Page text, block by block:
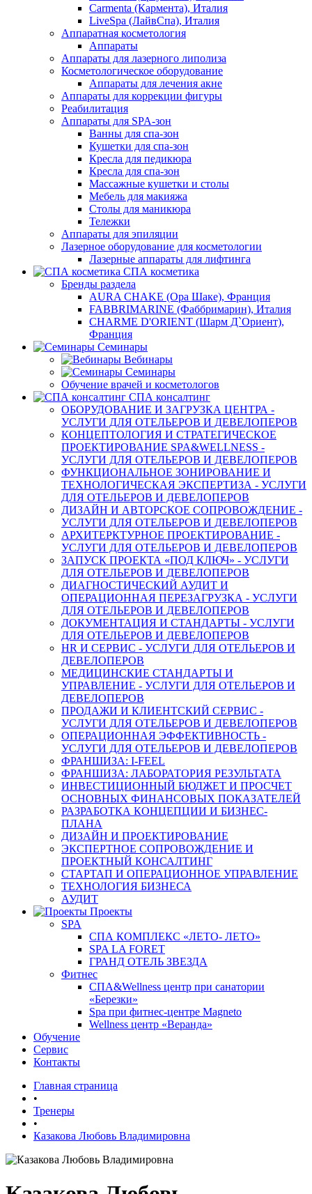
Carmenta (Кармента), Италия
LiveSpa (ЛайвСпа), Италия
Аппаратная косметология
Аппараты
Аппараты для лазерного липолиза
Косметологическое оборудование
Аппараты для лечения акне
Аппараты для коррекции фигуры
Реабилитация
Аппараты для SPA-зон
Ванны для спа-зон
Кушетки для спа-зон
Кресла для педикюра
Кресла для спа-зон
Массажные кушетки и столы
Мебель для макияжа
Столы для маникюра
Тележки
Аппараты для эпиляции
Лазерное оборудование для косметологии
Лазерные аппараты для лифтинга
СПА косметика
Бренды раздела
AURA CHAKE (Ора Шаке), Франция
FABBRIMARINE (Фаббримарин), Италия
CHARME D'ORIENT (Шарм Д`Ориент),
Франция
Семинары
Вебинары
Семинары
Обучение врачей и косметологов
СПА консалтинг
ОБОРУДОВАНИЕ И ЗАГРУЗКА ЦЕНТРА -
УСЛУГИ ДЛЯ ОТЕЛЬЕРОВ И ДЕВЕЛОПЕРОВ
КОНЦЕПТОЛОГИЯ И СТРАТЕГИЧЕСКОЕ
ПРОЕКТИРОВАНИЕ SPA&WELLNESS -
УСЛУГИ ДЛЯ ОТЕЛЬЕРОВ И ДЕВЕЛОПЕРОВ
ФУНКЦИОНАЛЬНОЕ ЗОНИРОВАНИЕ И
ТЕХНОЛОГИЧЕСКАЯ ЭКСПЕРТИЗА - УСЛУГИ
ДЛЯ ОТЕЛЬЕРОВ И ДЕВЕЛОПЕРОВ
ДИЗАЙН И АВТОРСКОЕ СОПРОВОЖДЕНИЕ -
УСЛУГИ ДЛЯ ОТЕЛЬЕРОВ И ДЕВЕЛОПЕРОВ
АРХИТЕРКТУРНОЕ ПРОЕКТИРОВАНИЕ -
УСЛУГИ ДЛЯ ОТЕЛЬЕРОВ И ДЕВЕЛОПЕРОВ
ЗАПУСК ПРОЕКТА «ПОД КЛЮЧ» - УСЛУГИ
ДЛЯ ОТЕЛЬЕРОВ И ДЕВЕЛОПЕРОВ
ДИАГНОСТИЧЕСКИЙ АУДИТ И
ОПЕРАЦИОННАЯ ПЕРЕЗАГРУЗКА - УСЛУГИ
ДЛЯ ОТЕЛЬЕРОВ И ДЕВЕЛОПЕРОВ
ДОКУМЕНТАЦИЯ И СТАНДАРТЫ - УСЛУГИ
ДЛЯ ОТЕЛЬЕРОВ И ДЕВЕЛОПЕРОВ
HR И СЕРВИС - УСЛУГИ ДЛЯ ОТЕЛЬЕРОВ И
ДЕВЕЛОПЕРОВ
МЕДИЦИНСКИЕ СТАНДАРТЫ И
УПРАВЛЕНИЕ - УСЛУГИ ДЛЯ ОТЕЛЬЕРОВ И
ДЕВЕЛОПЕРОВ
ПРОДАЖИ И КЛИЕНТСКИЙ СЕРВИС -
УСЛУГИ ДЛЯ ОТЕЛЬЕРОВ И ДЕВЕЛОПЕРОВ
ОПЕРАЦИОННАЯ ЭФФЕКТИВНОСТЬ -
УСЛУГИ ДЛЯ ОТЕЛЬЕРОВ И ДЕВЕЛОПЕРОВ
ФРАНШИЗА: I-FEEL
ФРАНШИЗА: ЛАБОРАТОРИЯ РЕЗУЛЬТАТА
ИНВЕСТИЦИОННЫЙ БЮДЖЕТ И ПРОСЧЕТ
ОСНОВНЫХ ФИНАНСОВЫХ ПОКАЗАТЕЛЕЙ
РАЗРАБОТКА КОНЦЕПЦИИ И БИЗНЕС-
ПЛАНА
ДИЗАЙН И ПРОЕКТИРОВАНИЕ
ЭКСПЕРТНОЕ СОПРОВОЖДЕНИЕ И
ПРОЕКТНЫЙ КОНСАЛТИНГ
СТАРТАП И ОПЕРАЦИОННОЕ УПРАВЛЕНИЕ
ТЕХНОЛОГИЯ БИЗНЕСА
АУДИТ
Проекты
SPA
СПА КОМПЛЕКС «ЛЕТО- ЛЕТО»
SPA LA FORET
ГРАНД ОТЕЛЬ ЗВЕЗДА
Фитнес
СПА&Wellness центр при санатории
«Березки»
Spa при фитнес-центре Magneto
Wellness центр «Веранда»
Обучение
Сервис
Контакты
Главная страница
•
Тренеры
•
Казакова Любовь Владимировна